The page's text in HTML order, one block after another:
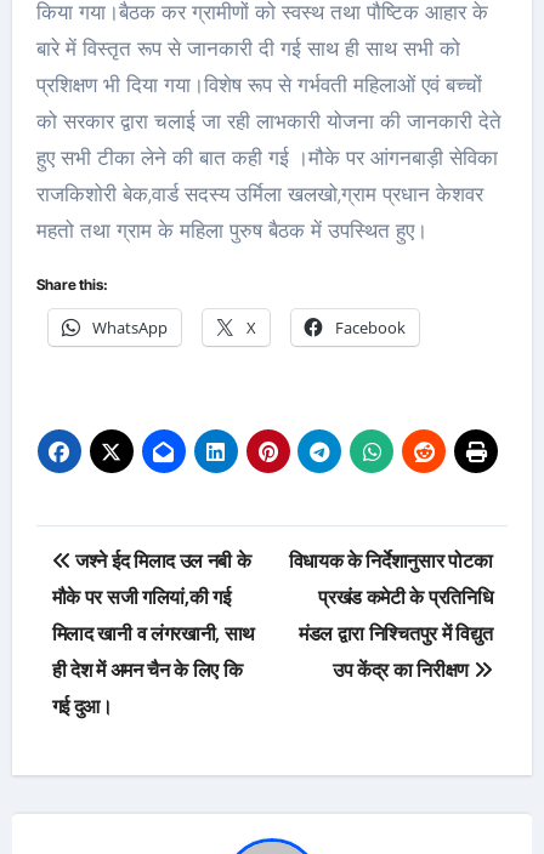
किया गया।बैठक कर ग्रामीणों को स्वस्थ तथा पौष्टिक आहार के
बारे में विस्तृत रूप से जानकारी दी गई साथ ही साथ सभी को
प्रशिक्षण भी दिया गया।विशेष रूप से गर्भवती महिलाओं एवं बच्चों
को सरकार द्वारा चलाई जा रही लाभकारी योजना की जानकारी देते
हुए सभी टीका लेने की बात कही गई ।मौके पर आंगनबाड़ी सेविका
राजकिशोरी बेक,वार्ड सदस्य उर्मिला खलखो,ग्राम प्रधान केशवर
महतो तथा ग्राम के महिला पुरुष बैठक में उपस्थित हुए।
Share this:
WhatsApp X Facebook
Post
navigation
जश्ने ईद मिलाद उल नबी के
मौके पर सजी गलियां,की गई
मिलाद खानी व लंगरखानी, साथ
ही देश में अमन चैन के लिए कि
गई दुआ।
विधायक के निर्देशानुसार पोटका
प्रखंड कमेटी के प्रतिनिधि
मंडल द्वारा निश्चितपुर में विद्युत
उप केंद्र का निरीक्षण